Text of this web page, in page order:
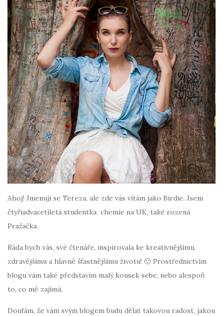
Ahoj! Jmenuji se Tereza, ale zde vás vítám jako Birdie. Jsem
čtyřiadvacetiletá studentka chemie na UK, také rozená
Pražačka.
Ráda bych vás, své čtenáře, inspirovala ke kreativnějšímu,
zdravějšímu a hlavně šťastnějšímu životu! 🙂 Prostřednictvím
blogu vám také představím malý kousek sebe, nebo alespoň
to, co mě zajímá.
Doufám, že vám svým blogem budu dělat takovou radost, jakou